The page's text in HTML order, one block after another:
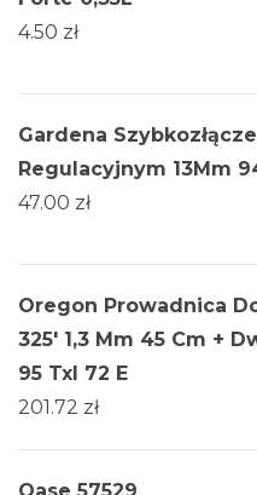
4.50 zł
Gardena
Regulacyjnym 13Mm
47.00 zł
Oregon Prowadnica
325' 1,3 Mm 45 Cm +
95 Txl 72 E
201.72 zł
Oase 57529